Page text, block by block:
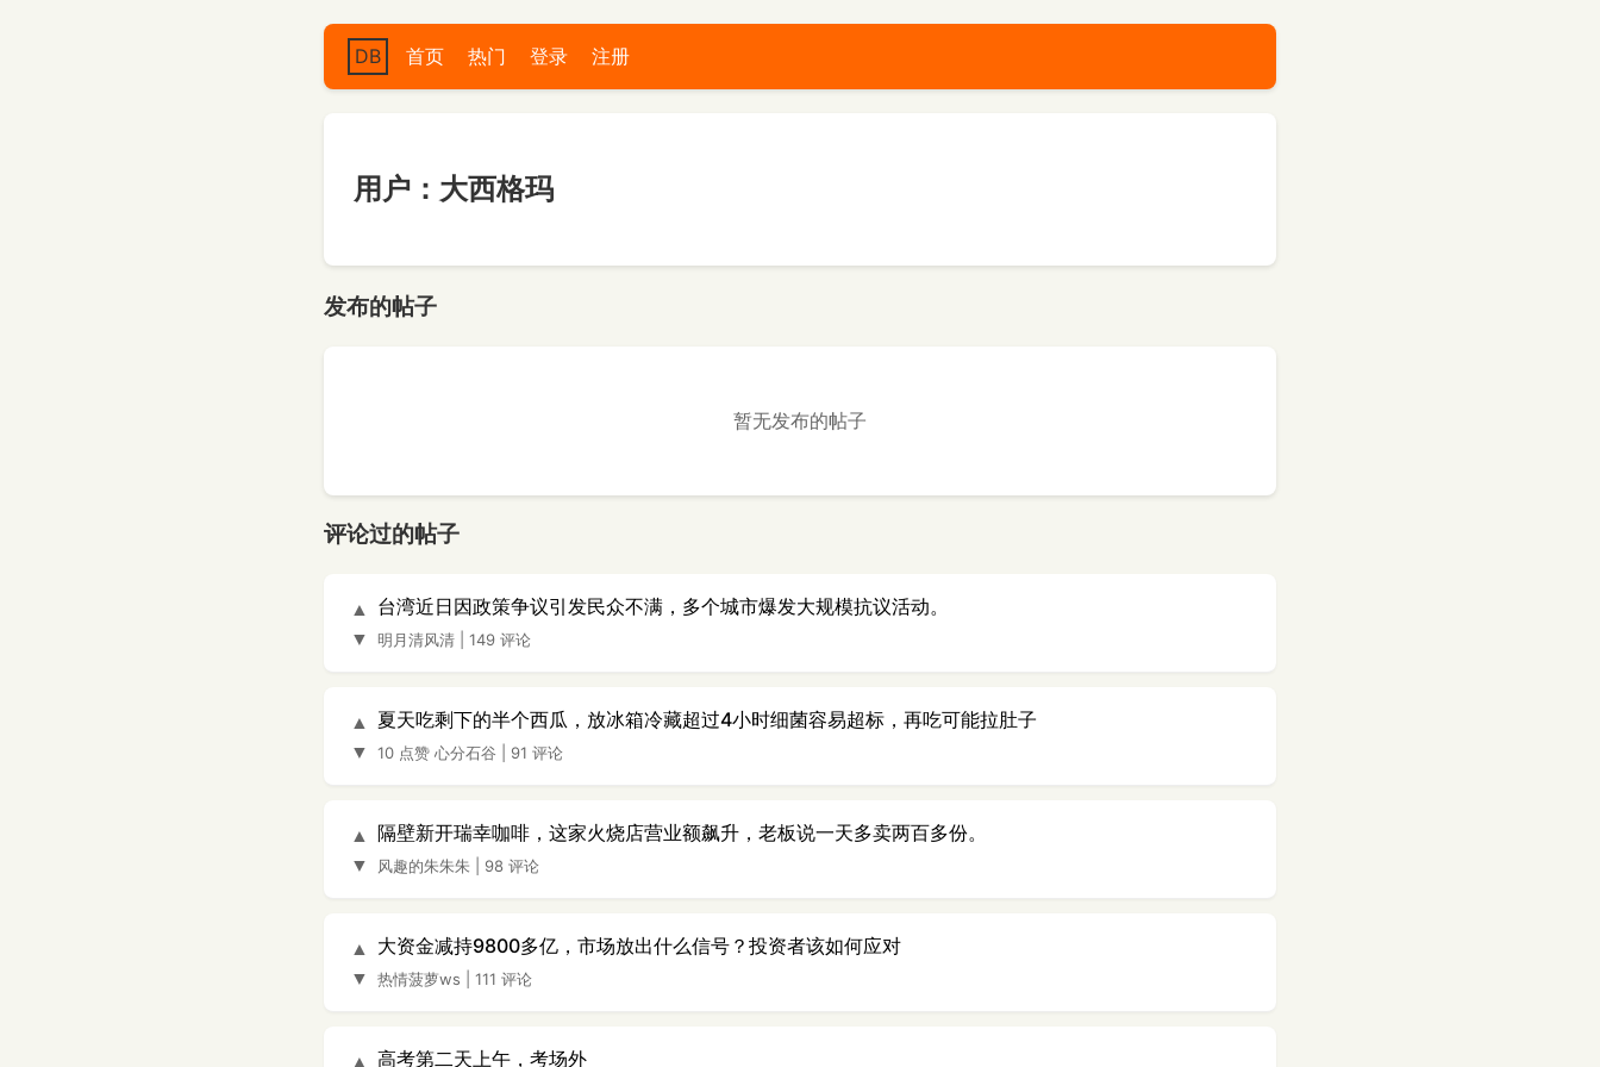
DB 首页 热门 登录 注册
用户：大西格玛
发布的帖子
暂无发布的帖子
评论过的帖子
▲
▼
台湾近日因政策争议引发民众不满，多个城市爆发大规模抗议活动。
明月清风清 149 评论
▲
▼
夏天吃剩下的半个西瓜，放冰箱冷藏超过4小时细菌容易超标，再吃可能拉肚子
10 点赞 心分石谷 91 评论
▲
▼
隔壁新开瑞幸咖啡，这家火烧店营业额飙升，老板说一天多卖两百多份。
风趣的朱朱朱 98 评论
▲
▼
大资金减持9800多亿，市场放出什么信号？投资者该如何应对
热情菠萝ws 111 评论
▲ 高考第二天上午，考场外